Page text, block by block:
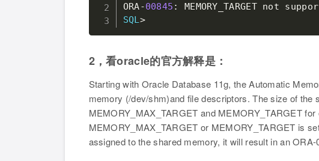
ORA-00845 : MEMORY_TARGET not
SQL>
2，看oracle的官方解释是：
Starting with Oracle Database 11g, the Automatic
memory (/dev/shm)and file descriptors. The size of
MEMORY_MAX_TARGET and MEMORY_TARGET
MEMORY_MAX_TARGET or MEMORY_TARGET is
assigned to the shared memory, it will result in an